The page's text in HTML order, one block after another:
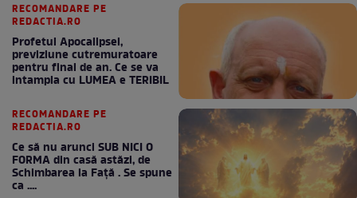
RECOMANDARE PE
REDACTIA.RO
Profetul Apocalipsei,
previziune cutremuratoare
pentru final de an. Ce se va
intampla cu LUMEA e TERIBIL
RECOMANDARE PE
REDACTIA.RO
Ce să nu arunci SUB NICI O
FORMA din casă astăzi, de
Schimbarea la Față . Se spune
ca ....